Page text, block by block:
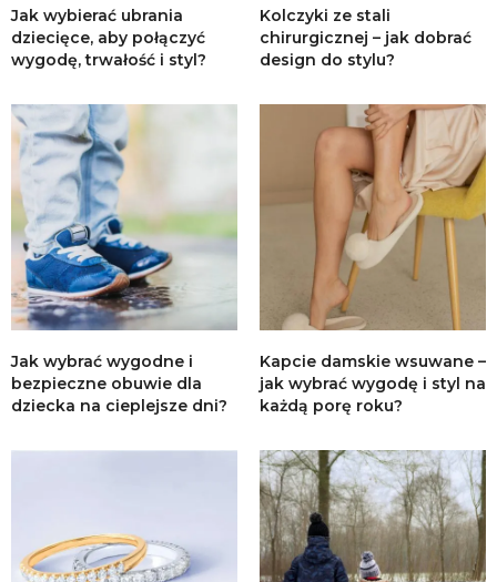
Jak wybierać ubrania
dziecięce, aby połączyć
wygodę, trwałość i styl?
Kolczyki ze stali
chirurgicznej – jak dobrać
design do stylu?
Jak wybrać wygodne i
bezpieczne obuwie dla
dziecka na cieplejsze dni?
Kapcie damskie wsuwane –
jak wybrać wygodę i styl na
każdą porę roku?